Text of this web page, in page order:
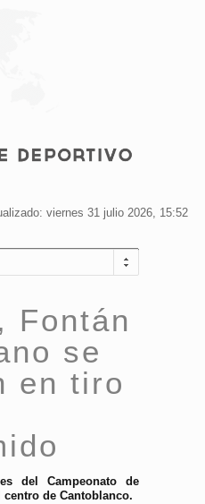
viernes 31 julio 2026, 15:52
Fontán
se
en tiro
del Campeonato de
centro de Cantoblanco.